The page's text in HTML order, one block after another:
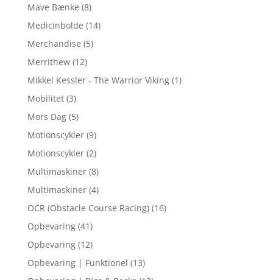
Mave Bænke (8)
Medicinbolde (14)
Merchandise (5)
Merrithew (12)
Mikkel Kessler - The Warrior Viking (1)
Mobilitet (3)
Mors Dag (5)
Motionscykler (9)
Motionscykler (2)
Multimaskiner (8)
Multimaskiner (4)
OCR (Obstacle Course Racing) (16)
Opbevaring (41)
Opbevaring (12)
Opbevaring | Funktionel (13)